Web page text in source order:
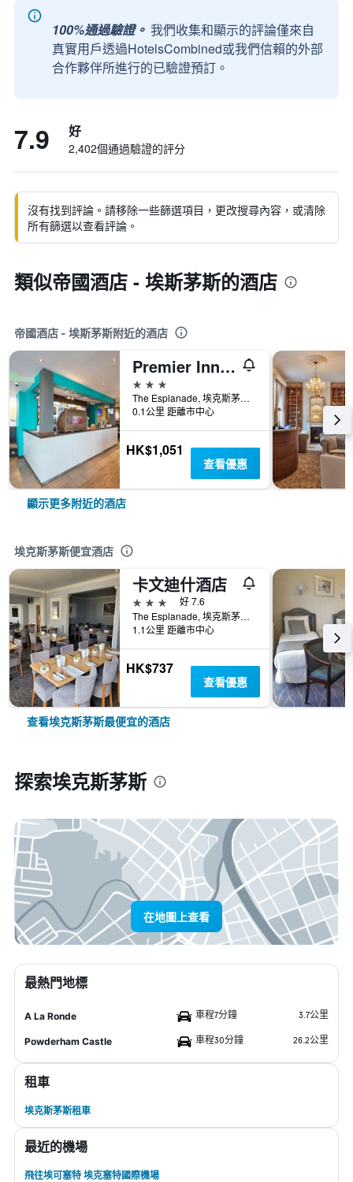
100%通過驗證。 我們收集和顯示的評論僅來自
真實用戶透過HotelsCombined或我們信賴的外部
合作夥伴所進行的已驗證預訂。
7.9 好
2,402個通過驗證的評分
沒有找到評論。請移除一些篩選項目，更改搜尋內容，或清除
所有篩選以查看評論。
類似帝國酒店 - 埃斯茅斯的酒店
帝國酒店 - 埃斯茅斯附近的酒店
Premier Inn Exmouth Seafront
3星級
The Esplanade, 埃克斯茅斯（英格蘭）, 英國
0.1公里 距離市中心
HK$1,051
查看優惠
顯示更多附近的酒店
埃克斯茅斯便宜酒店
卡文迪什酒店
3星級
好 7.6
The Esplanade, 埃克斯茅斯（英格蘭）, 英國
1.1公里 距離市中心
HK$737
查看優惠
查看埃克斯茅斯最便宜的酒店
探索埃克斯茅斯
在地圖上查看
最熱門地標
A La Ronde 車程7分鐘 3.7公里
Powderham Castle 車程30分鐘 26.2公里
租車
埃克斯茅斯租車
最近的機場
飛往埃可塞特 埃克塞特國際機場